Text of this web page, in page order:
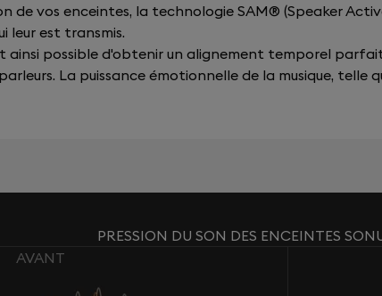
de vos enceintes, la technologie SAM® (Speaker
leur est transmis.
ainsi possible d'obtenir un alignement temporel
La puissance émotionnelle de la musique, telle
PRESSION DU SON DES ENCEINTES
AVANT